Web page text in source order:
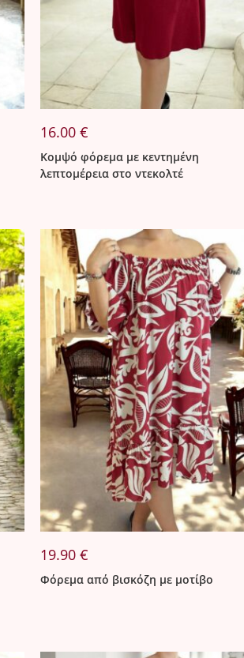
16.00 €
Κομψό φόρεμα με κεντημένη
λεπτομέρεια στο ντεκολτέ
19.90 €
Φόρεμα από βισκόζη με μοτίβο